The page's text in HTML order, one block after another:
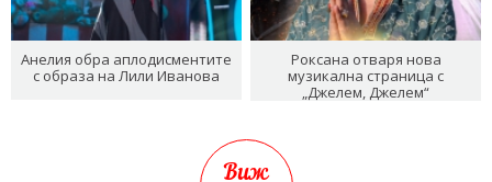
Анелия обра аплодисментите
с образа на Лили Иванова
Роксана отваря нова
музикална страница с
„Джелем, Джелем“
Виж